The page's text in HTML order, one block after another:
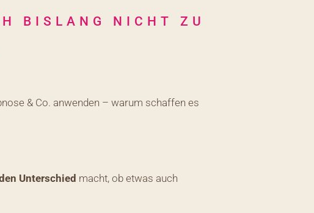
BISLANG NICHT ZU
& Co. anwenden – warum schaffen es
Unterschied macht, ob etwas auch